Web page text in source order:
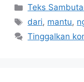
Kategori
Teks
Tag
dari, mantu,
Tinggalkan